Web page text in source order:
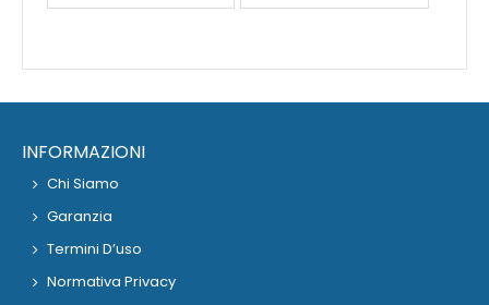
INFORMAZIONI
Chi Siamo
Garanzia
Termini D’uso
Normativa Privacy